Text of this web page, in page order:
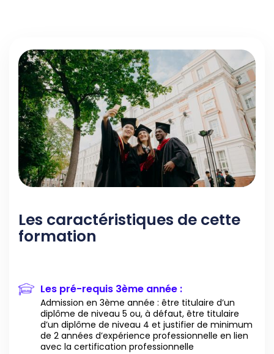
Les caractéristiques de cette
formation
Les pré-requis 3ème année :
Admission en 3ème année : être titulaire d’un
diplôme de niveau 5 ou, à défaut, être titulaire
d’un diplôme de niveau 4 et justifier de minimum
de 2 années d’expérience professionnelle en lien
avec la certification professionnelle